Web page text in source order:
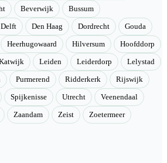
Beverwijk Bussum
Delft Den Haag Dordrecht Gouda
Heerhugowaard Hilversum Hoofddorp
Leiden Leiderdorp Lelystad
Purmerend Ridderkerk Rijswijk
Spijkenisse Utrecht Veenendaal
Zaandam Zeist Zoetermeer